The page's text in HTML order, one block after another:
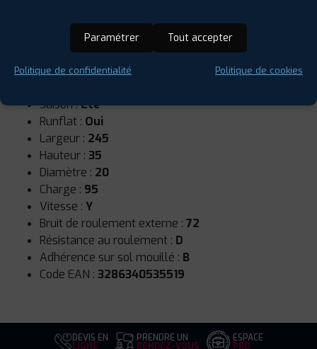
Saison :Été
Runflat : Oui
Largeur : 245
Hauteur : 35
Diamètre : 20
Charge : 95
Vitesse : Y
Bruit de roulement externe : 72
Résistance au roulement : D
Adhérence sur sol mouillé : B
Code EAN : 3286340535519
DEVIS EN
LIGNE
PRENDRE UN
RENDEZ-VOUS
ESPACE
PRO
Paramétrer Tout accepter
Politique de confidentialité Politique de cookies